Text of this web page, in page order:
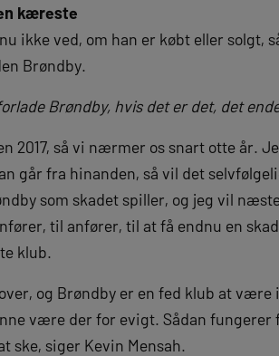
kæreste
ikke ved, om han er købt eller solgt,
Brøndby.
Brøndby, hvis det er det, det
2017, så vi nærmer os snart otte år.
går fra hinanden, så vil det
som skadet spiller, og jeg vil
til anfører, til at få endnu en
klub.
og Brøndby er en fed klub at
være der for evigt. Sådan
ske, siger Kevin Mensah.